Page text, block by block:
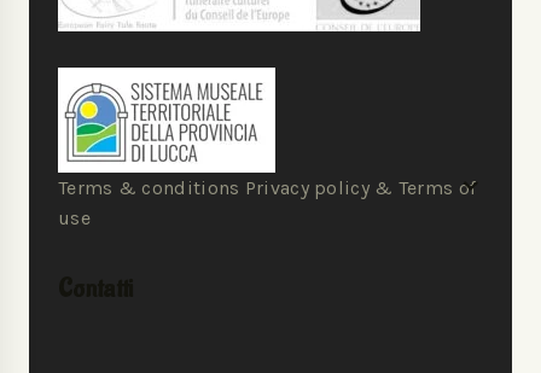
Terms & conditions Privacy policy & Terms of
use